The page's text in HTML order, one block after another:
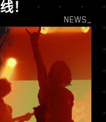
！
NEWS_